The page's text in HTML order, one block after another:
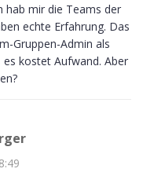
hab mir die Teams der
echte Erfahrung. Das
Gruppen-Admin als
kostet Aufwand. Aber